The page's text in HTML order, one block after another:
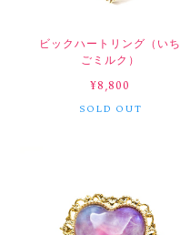
ビックハートリング（いち
ごミルク）
¥8,800
SOLD OUT